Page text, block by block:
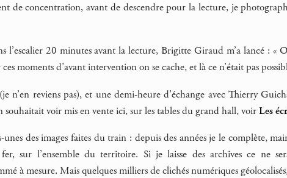
de concentration, avant de descendre pour la lecture, je
l’escalier 20 minutes avant la lecture, Brigitte Giraud m’a lancé :
moments d’avant intervention on se cache, et là ce n’était pas
n’en reviens pas), et une demi-heure d’échange avec Thierry
souhaitait voir mis en vente ici, sur les tables du grand hall, voirLes
unes des images faites du train : depuis des années je le complète,
sur l’ensemble du territoire. Si je laisse des archives ce ne
à mesure. Mais quelques milliers de clichés numériques